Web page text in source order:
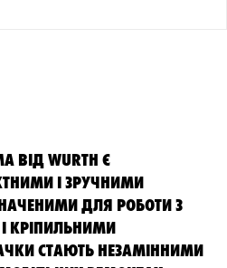
WURTH Є
І ЗРУЧНИМИ
ДЛЯ РОБОТИ З
КРІПИЛЬНИМИ
СТАЮТЬ НЕЗАМІННИМИ